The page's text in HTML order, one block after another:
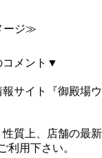
ジ≫
コメント▼
サイト『御殿場
質上、店舗の最
利用下さい。